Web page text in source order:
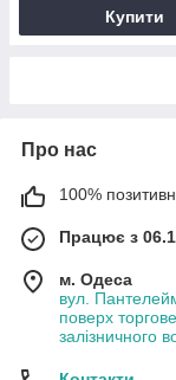
Купити
Про нас
100%
Працює з
м. Одеса
вул.
поверх
залізничного